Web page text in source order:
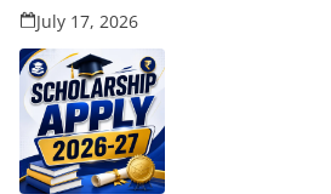
July 17, 2026